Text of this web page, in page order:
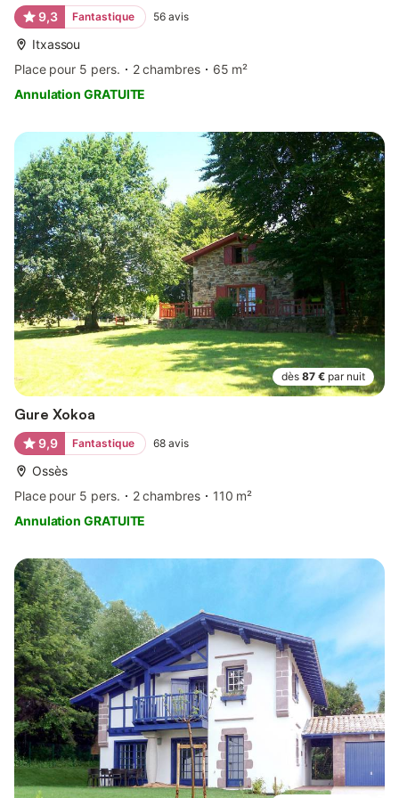
9,3 Fantastique 56 avis
Itxassou
Place pour 5 pers.
2 chambres
65 m²
Annulation GRATUITE
dès 87 € par nuit
Gure Xokoa
9,9 Fantastique 68 avis
Ossès
Place pour 5 pers.
2 chambres
110 m²
Annulation GRATUITE